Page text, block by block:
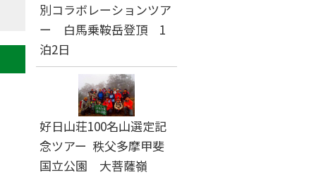
別コラボレーションツア
ー 白馬乗鞍岳登頂 1
泊2日
好日山荘100名山選定記
念ツアー 秩父多摩甲斐
国立公園 大菩薩嶺